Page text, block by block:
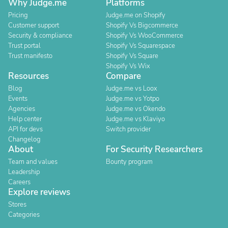
Why Judge.me
Pricing
Customer support
Security & compliance
Trust portal
Trust manifesto
Platforms
Judge.me on Shopify
Shopify Vs Bigcommerce
Shopify Vs WooCommerce
Shopify Vs Squarespace
Shopify Vs Square
Shopify Vs Wix
Resources
Blog
Events
Agencies
Help center
API for devs
Changelog
Compare
Judge.me vs Loox
Judge.me vs Yotpo
Judge.me vs Okendo
Judge.me vs Klaviyo
Switch provider
About
Team and values
Leadership
Careers
For Security Researchers
Bounty program
Explore reviews
Stores
Categories